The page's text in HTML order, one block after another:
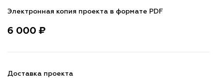
Электронная копия проекта в формате PDF
6 000 ₽
Доставка проекта